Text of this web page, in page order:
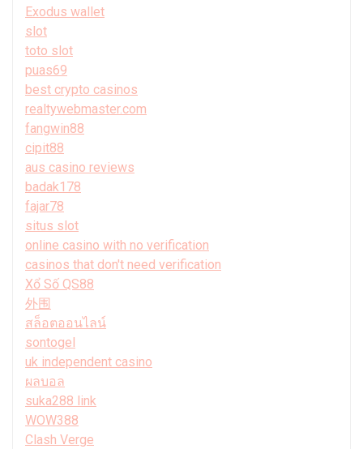
Exodus wallet
slot
toto slot
puas69
best crypto casinos
realtywebmaster.com
fangwin88
cipit88
aus casino reviews
badak178
fajar78
situs slot
online casino with no verification
casinos that don't need verification
Xổ Số QS88
外围
สล็อตออนไลน์
sontogel
uk independent casino
ผลบอล
suka288 link
WOW388
Clash Verge